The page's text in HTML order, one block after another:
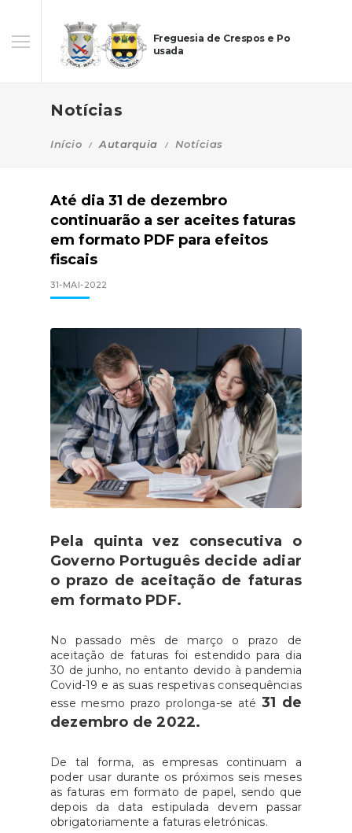
Freguesia de Crespos e Po
usada
Notícias
Início Autarquia Notícias
Até dia 31 de dezembro
continuarão a ser aceites faturas
em formato PDF para efeitos
fiscais
31-MAI-2022
Pela quinta vez consecutiva o
Governo Português decide adiar
o prazo de aceitação de faturas
em formato PDF.
No passado mês de março o prazo de
aceitação de faturas foi estendido para dia
30 de junho, no entanto devido à pandemia
Covid-19 e as suas respetivas consequências
esse mesmo prazo prolonga-se até 31 de
dezembro de 2022.
De tal forma, as empresas continuam a
poder usar durante os próximos seis meses
as faturas em formato de papel, sendo que
depois da data estipulada devem passar
obrigatoriamente a faturas eletrónicas.